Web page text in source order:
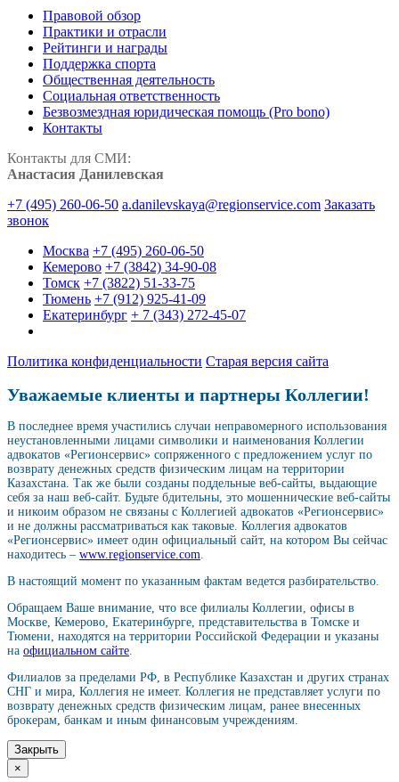
Правовой обзор
Практики и отрасли
Рейтинги и награды
Поддержка спорта
Общественная деятельность
Социальная ответственность
Безвозмездная юридическая помощь (Pro bono)
Контакты
Контакты для СМИ:
Анастасия Данилевская
+7 (495) 260-06-50 a.danilevskaya@regionservice.com Заказать
звонок
Москва +7 (495) 260-06-50
Кемерово +7 (3842) 34-90-08
Томск +7 (3822) 51-33-75
Тюмень +7 (912) 925-41-09
Екатеринбург + 7 (343) 272-45-07
Политика конфиденциальности Старая версия сайта
Уважаемые клиенты и партнеры Коллегии!
В последнее время участились случаи неправомерного использования
неустановленными лицами символики и наименования Коллегии
адвокатов «Регионсервис» сопряженного с предложением услуг по
возврату денежных средств физическим лицам на территории
Казахстана. Так же были созданы поддельные веб-сайты, выдающие
себя за наш веб-сайт. Будьте бдительны, это мошеннические веб-сайты
и никоим образом не связаны с Коллегией адвокатов «Регионсервис»
и не должны рассматриваться как таковые. Коллегия адвокатов
«Регионсервис» имеет один официальный сайт, на котором Вы сейчас
находитесь – www.regionservice.com
В настоящий момент по указанным фактам ведется разбирательство.
Обращаем Ваше внимание, что все филиалы Коллегии, офисы в
Москве, Кемерово, Екатеринбурге, представительства в Томске и
Тюмени, находятся на территории Российской Федерации и указаны
на официальном сайте
Филиалов за пределами РФ, в Республике Казахстан и других странах
СНГ и мира, Коллегия не имеет. Коллегия не представляет услуги по
возврату денежных средств физическим лицам, ранее внесенных
брокерам, банкам и иным финансовым учреждениям.
Закрыть
×